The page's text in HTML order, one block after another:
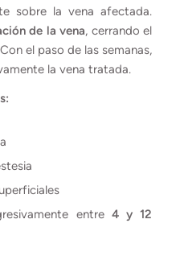
sobre la vena afectada.
de la vena, cerrando el
el paso de las semanas,
la vena tratada.
entre 4 y 12